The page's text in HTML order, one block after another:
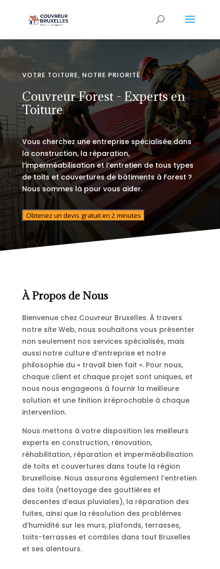
VOTRE TOITURE, NOTRE PRIORITÉ
Couvreur Forest - Experts en
Toiture
Vous cherchez une entreprise spécialisée dans
la construction, la réparation,
l’imperméabilisation et l’entretien de tous types
de toits et couvertures de bâtiments à Forest ?
Nous sommes là pour vous aider.
Obtenez un devis gratuit en 2 minutes
À Propos de Nous
Bienvenue chez Couvreur Bruxelles. À travers
notre site Web, nous souhaitons vous présenter
non seulement nos services spécialisés, mais
aussi notre culture d’entreprise et notre
philosophie du « travail bien fait ». Pour nous,
chaque client et chaque projet sont uniques, et
nous nous engageons à fournir la meilleure
solution et une finition irréprochable à chaque
intervention.
Nous mettons à votre disposition les meilleurs
experts en construction, rénovation,
réhabilitation, réparation et imperméabilisation
de toits et couvertures dans toute la région
bruxelloise. Nous assurons également l’entretien
des toits (nettoyage des gouttières et
descentes d’eaux pluviales), la réparation des
fuites, ainsi que la résolution des problèmes
d’humidité sur les murs, plafonds, terrasses,
toits-terrasses et combles dans tout Bruxelles
et ses alentours.